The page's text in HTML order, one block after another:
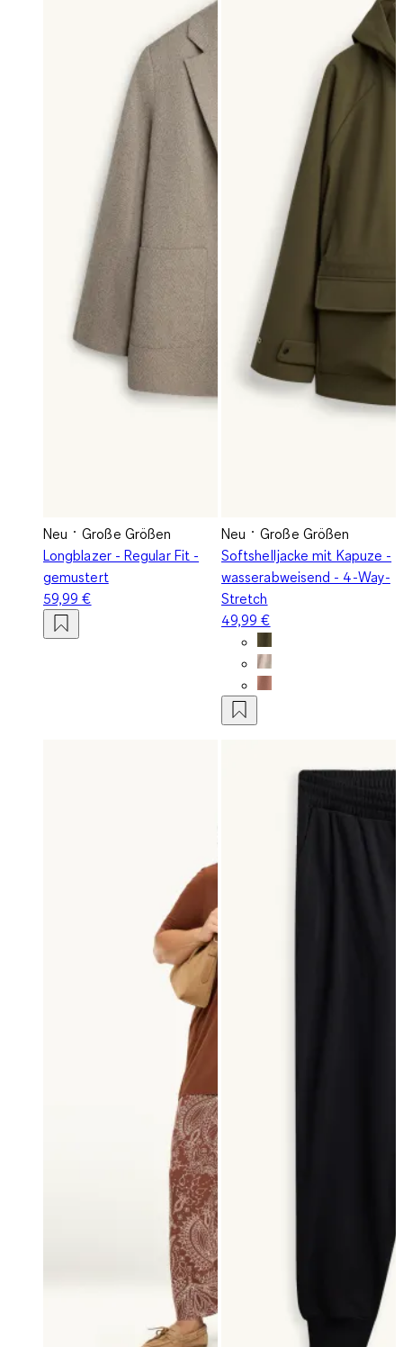
Neu
Große Größen
Longblazer - Regular Fit -
gemustert
59,99 €
Neu
Große Größen
Softshelljacke mit Kapuze -
wasserabweisend - 4-Way-
Stretch
49,99 €